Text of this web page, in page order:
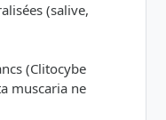
(salive,
(Clitocybe
muscaria ne